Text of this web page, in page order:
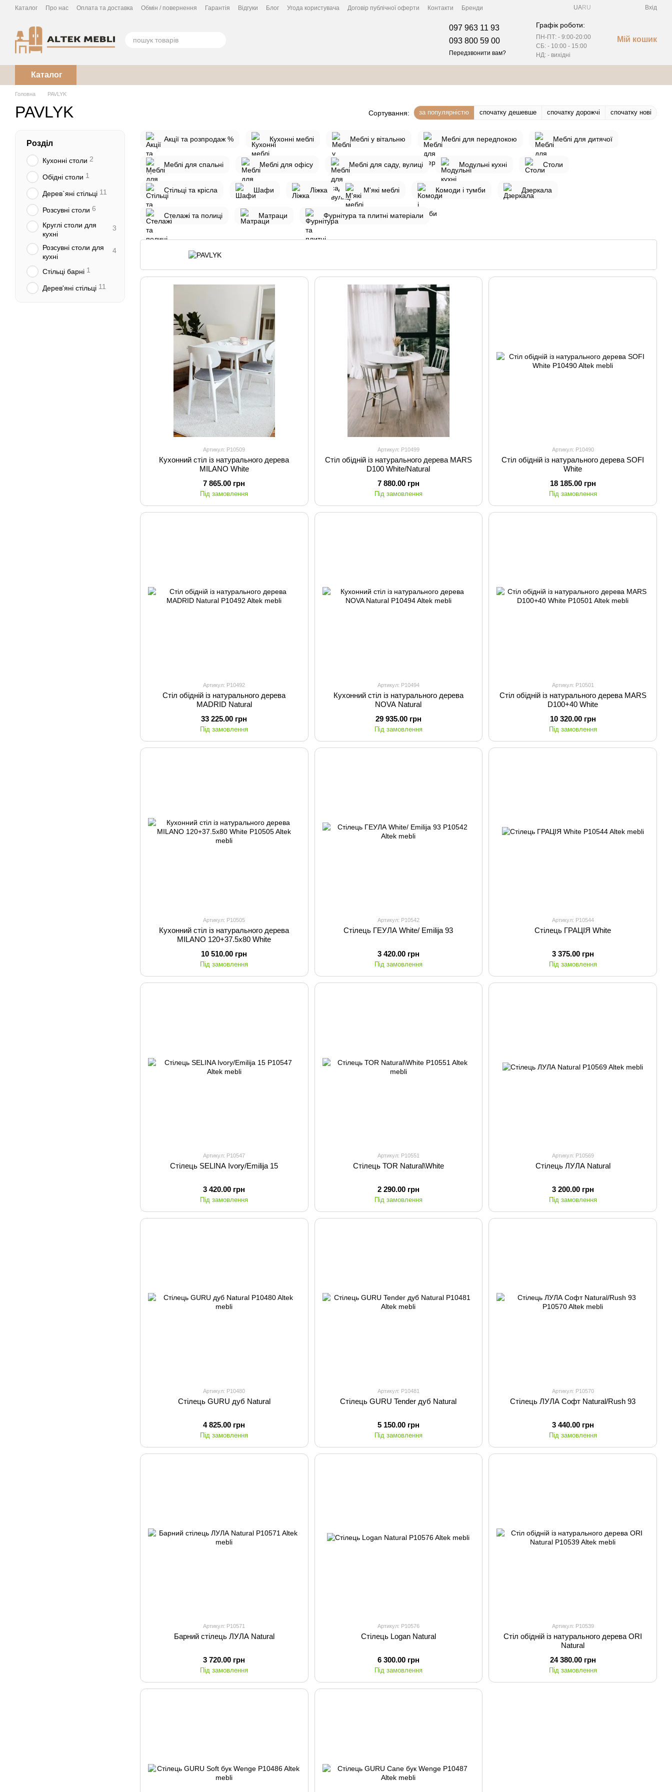
Перейти до основного контенту
Каталог Про нас Оплата та доставка Обмін / повернення Гарантія Відгуки Блог Угода користувача Договір публічної оферти Контакти
Бренди
UARU Вхід
097 963 11 93
093 800 59 00
Передзвонити вам?
Графік роботи:
ПН-ПТ: - 9:00-20:00
СБ: - 10:00 - 15:00
НД: - вихідні
Мій кошик
Каталог
Головна PAVLYK
PAVLYK Сортування: за популярністю спочатку дешевше спочатку дорожчі спочатку нові
Акції та розпродаж % Кухонні меблі Меблі у вітальню Меблі для передпокою Меблі для дитячої
Меблі для спальні Меблі для офісу Меблі для саду, вулиці Модульні кухні Столи
Стільці та крісла Шафи Ліжка М'які меблі Комоди і тумби Дзеркала
Стелажі та полиці Матраци Фурнітура та плитні матеріали
Артикул: P10509
Кухонний стіл із натурального дерева
MILANO White
7 865.00 грн
Під замовлення
Артикул: P10499
Стіл обідній із натурального дерева MARS
D100 White/Natural
7 880.00 грн
Під замовлення
Артикул: P10490
Стіл обідній із натурального дерева SOFI
White
18 185.00 грн
Під замовлення
Артикул: P10492
Стіл обідній із натурального дерева
MADRID Natural
33 225.00 грн
Під замовлення
Артикул: P10494
Кухонний стіл із натурального дерева
NOVA Natural
29 935.00 грн
Під замовлення
Артикул: P10501
Стіл обідній із натурального дерева MARS
D100+40 White
10 320.00 грн
Під замовлення
Артикул: P10505
Кухонний стіл із натурального дерева
MILANO 120+37.5х80 White
10 510.00 грн
Під замовлення
Артикул: P10542
Стілець ГЕУЛА White/ Emilija 93
3 420.00 грн
Під замовлення
Артикул: P10544
Стілець ГРАЦІЯ White
3 375.00 грн
Під замовлення
Артикул: P10547
Стілець SELINA Ivory/Emilija 15
3 420.00 грн
Під замовлення
Артикул: P10551
Стілець ТОR Natural\White
2 290.00 грн
Під замовлення
Артикул: P10569
Стілець ЛУЛА Natural
3 200.00 грн
Під замовлення
Артикул: P10480
Стілець GURU дуб Natural
4 825.00 грн
Під замовлення
Артикул: P10481
Стілець GURU Tender дуб Natural
5 150.00 грн
Під замовлення
Артикул: P10570
Стілець ЛУЛА Cофт Natural/Rush 93
3 440.00 грн
Під замовлення
Артикул: P10571
Барний стілець ЛУЛА Natural
3 720.00 грн
Під замовлення
Артикул: P10576
Стілець Logan Natural
6 300.00 грн
Під замовлення
Артикул: P10539
Cтіл обідній із натурального дерева ORI
Natural
24 380.00 грн
Під замовлення
Розділ
Кухонні столи 2
Обідні столи 1
Дерев`яні стільці 11
Розсувні столи 6
Круглі столи для
кухні
3
Розсувні столи для
кухні
4
Стільці барні 1
Дерев'яні стільці 11